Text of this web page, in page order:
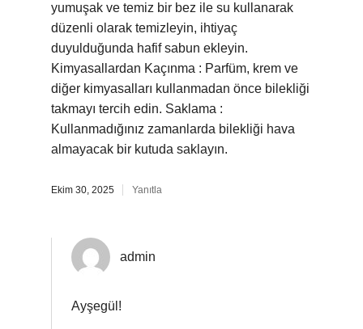
yumuşak ve temiz bir bez ile su kullanarak
düzenli olarak temizleyin, ihtiyaç
duyulduğunda hafif sabun ekleyin.
Kimyasallardan Kaçınma : Parfüm, krem ve
diğer kimyasalları kullanmadan önce bilekliği
takmayı tercih edin. Saklama :
Kullanmadığınız zamanlarda bilekliği hava
almayacak bir kutuda saklayın.
Ekim 30, 2025 Yanıtla
admin
Ayşegül!